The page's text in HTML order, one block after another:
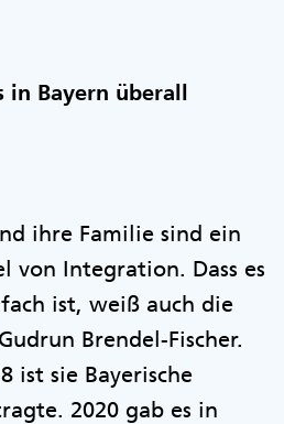
in Bayern überall
ihre Familie sind ein
von Integration. Dass es
ist, weiß auch die
Brendel-Fischer.
ist sie Bayerische
2020 gab es in